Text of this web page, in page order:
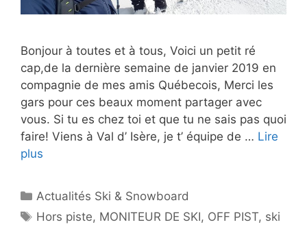
Bonjour à toutes et à tous, Voici un petit ré
cap,de la dernière semaine de janvier 2019 en
compagnie de mes amis Québecois, Merci les
gars pour ces beaux moment partager avec
vous. Si tu es chez toi et que tu ne sais pas quoi
faire! Viens à Val d’ Isère, je t’ équipe de … Lire
plus
Catégories
Actualités Ski & Snowboard
Étiquettes
Hors piste, MONITEUR DE SKI, OFF PIST, ski